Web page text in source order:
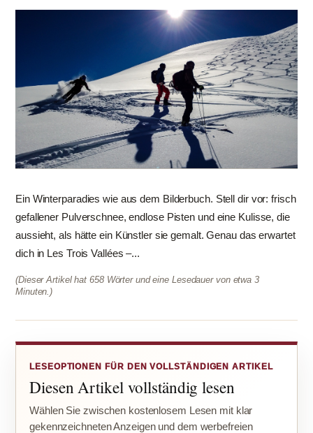
Ein Winterparadies wie aus dem Bilderbuch. Stell dir vor: frisch
gefallener Pulverschnee, endlose Pisten und eine Kulisse, die
aussieht, als hätte ein Künstler sie gemalt. Genau das erwartet
dich in Les Trois Vallées –...
(Dieser Artikel hat 658 Wörter und eine Lesedauer von etwa 3
Minuten.)
LESEOPTIONEN FÜR DEN VOLLSTÄNDIGEN ARTIKEL
Diesen Artikel vollständig lesen
Wählen Sie zwischen kostenlosem Lesen mit klar
gekennzeichneten Anzeigen und dem werbefreien